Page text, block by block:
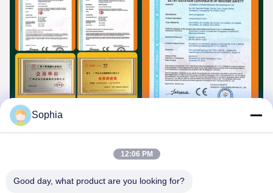
Sophia
12:06 PM
Good day, what product are you looking for?